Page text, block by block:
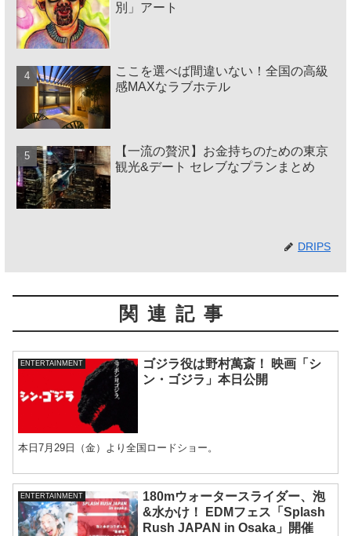
別」アート
ここを選べば間違いない！全国の高級
感MAXなラブホテル
【一流の贅沢】お金持ちのための東京
観光&デート セレブなプランまとめ
DRIPS
関連記事
ENTERTAINMENT
ゴジラ役は野村萬斎！ 映画「シ
ン・ゴジラ」本日公開
本日7月29日（金）より全国ロードショー。
ENTERTAINMENT
180mウォータースライダー、泡
&水かけ！ EDMフェス「Splash
Rush JAPAN in Osaka」開催